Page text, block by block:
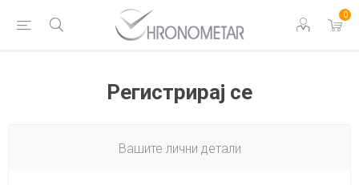
0
Регистрирај се
Вашите лични детали